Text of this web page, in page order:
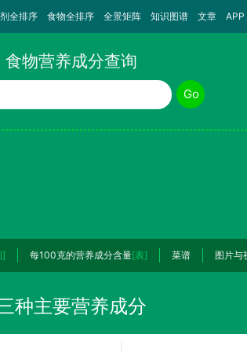
全排序 食物全排序 全景矩阵 知识图谱 文章 APP
食物营养成分查询
Go
] 每100克的营养成分含量[表] 菜谱 图片与
种主要营养成分